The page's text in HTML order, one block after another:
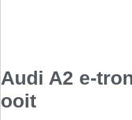
Audi A2 e-
ooit